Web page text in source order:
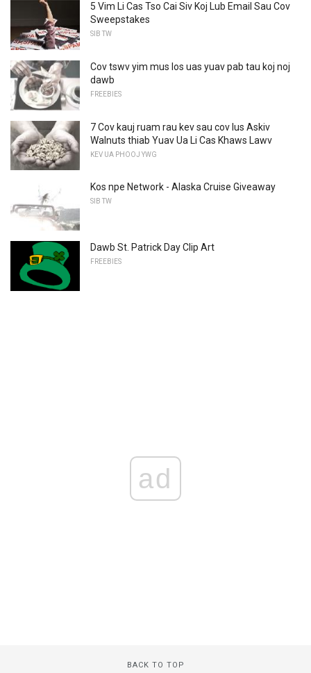
5 Vim Li Cas Tso Cai Siv Koj Lub Email Sau Cov
Sweepstakes
SIB TW
Cov tswv yim mus los uas yuav pab tau koj noj
dawb
FREEBIES
7 Cov kauj ruam rau kev sau cov lus Askiv
Walnuts thiab Yuav Ua Li Cas Khaws Lawv
KEV UA PHOOJ YWG
Kos npe Network - Alaska Cruise Giveaway
SIB TW
Dawb St. Patrick Day Clip Art
FREEBIES
ad
BACK TO TOP